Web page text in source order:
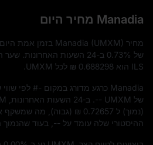
Manadia מחיר היום
מחיר Manadia (UMXM) בזמן אמת היום הוא
של 0.73%
ILS הוא
₪ 0.688298 לכל UMXM.
Manadia כרגע מדורג במקום #- לפי
של -- UMXM . ב‑24 השעות האחרונות, UMXM סחר בין
(נמוך) ל ₪ 0.72657 (גבוה), מה שמשקף
ההיסטורי שלה עומד על -- , בעוד